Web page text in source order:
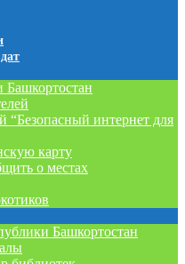
Башкортостан
“Безопасный интернет для
карту
о местах
Башкортостан